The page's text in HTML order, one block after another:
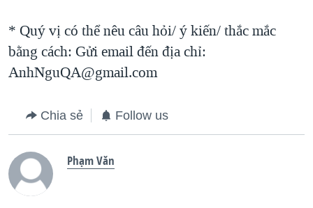
* Quý vị có thể nêu câu hỏi/ ý kiến/ thắc mắc
bằng cách: Gửi email đến địa chỉ:
AnhNguQA@gmail.com
Chia sẻ Follow us
Phạm Văn